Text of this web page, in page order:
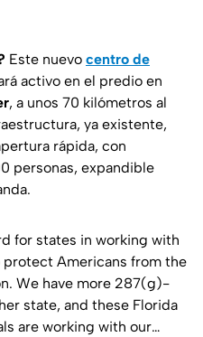
Este nuevo centro de
activo en el predio en
, a unos 70 kilómetros al
ya existente,
rápida, con
personas, expandible
for states in working with
Americans from the
We have more 287(g)-
state, and these Florida
are working with our…